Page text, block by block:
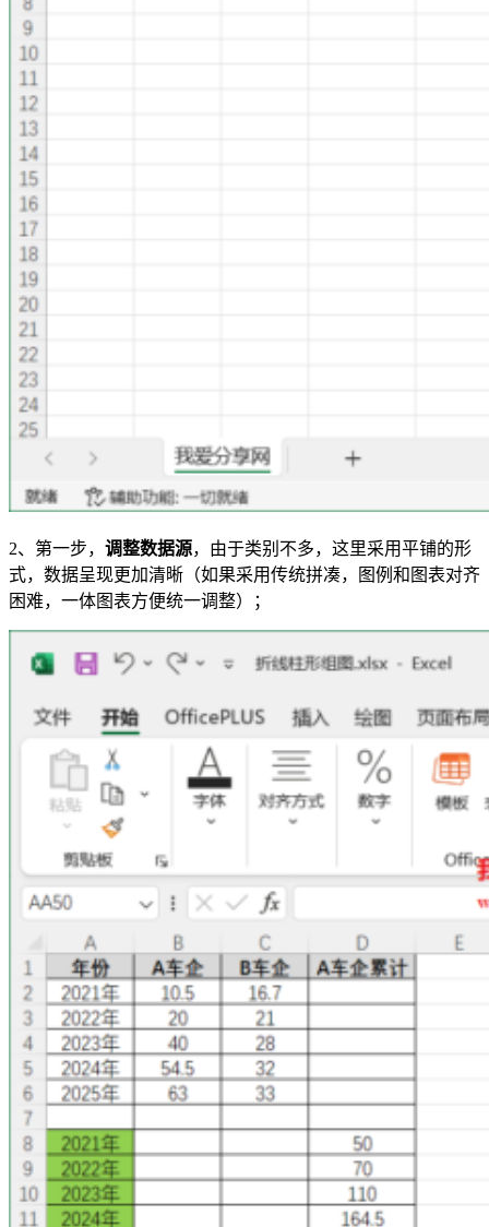
2、第一步， 调整数据源，由于类别不多，这里采用平铺的形
式，数据呈现更加清晰（如果采用传统拼凑，图例和图表对齐
困难，一体图表方便统一调整）；